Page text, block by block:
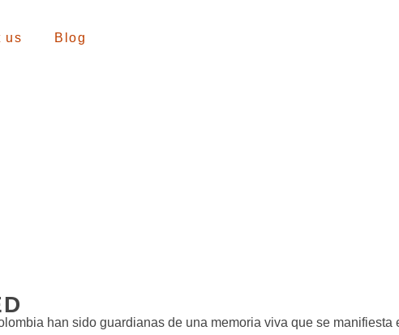
us Blog
han sido guardianas de una memoria viva que se